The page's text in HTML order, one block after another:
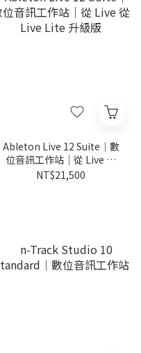
Ableton Live 12 Suite｜數
位音訊工作站｜從 Live 從
Live Lite 升級版
NT$21,500